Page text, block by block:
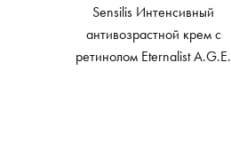
Sensilis Интенсивный
антивозрастной крем c
ретинолом Eternalist A.G.E.